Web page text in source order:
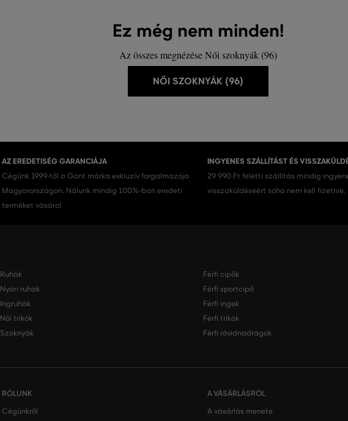
Ez még nem minden!
Az összes megnézése Női szoknyák (96)
NŐI SZOKNYÁK (96)
AZ EREDETISÉG GARANCIÁJA
Cégünk 1999-től a Gant márka exkluzív forgalmazója
Magyarországon. Nálunk mindig 100%-ban eredeti
terméket vásárol.
INGYENES SZÁLLÍTÁST ÉS
29 990 Ft feletti szállítás mindig
visszaküldéséért soha nem kell fizetnie.
Ruhák
Nyári ruhák
Ingruhák
Női trikók
Szoknyák
Férfi cipők
Férfi sportcipő
Férfi ingek
Férfi trikók
Férfi rövidnadrágok
RÓLUNK
Cégünkről
A VÁSÁRLÁSRÓL
A vásárlás menete